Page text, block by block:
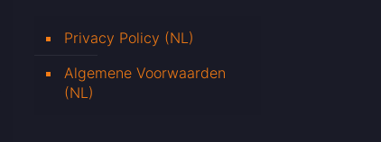
Privacy Policy (NL)
Algemene Voorwaarden
(NL)